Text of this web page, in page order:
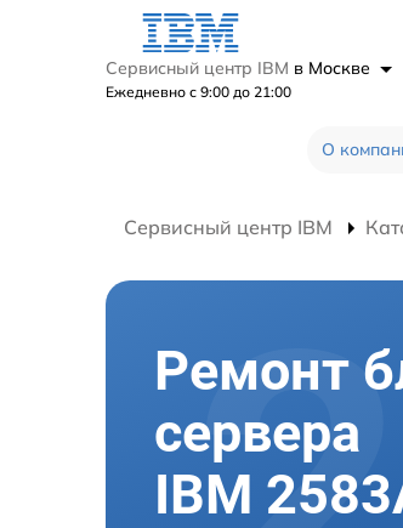
Сервисный центр IBM в Москве
Ежедневно с 9:00 до 21:00
О
Сервисный центр IBM
Ремонт
сервера
IBM